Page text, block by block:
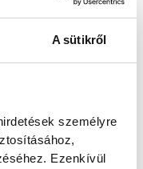
A sütikről
személyre
Ezenkívül